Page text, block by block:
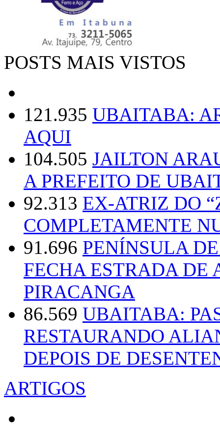
POSTS MAIS VISTOS
121.935 UBAITABA:
AQUI
104.505 JAILTON
A PREFEITO DE
92.313 EX-ATRIZ DO
COMPLETAMENTE
91.696 PENÍNSULA
FECHA ESTRADA DE
PIRACANGA
86.569 UBAITABA:
RESTAURANDO
DEPOIS DE
ARTIGOS